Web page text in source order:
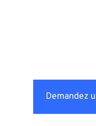
Demandez